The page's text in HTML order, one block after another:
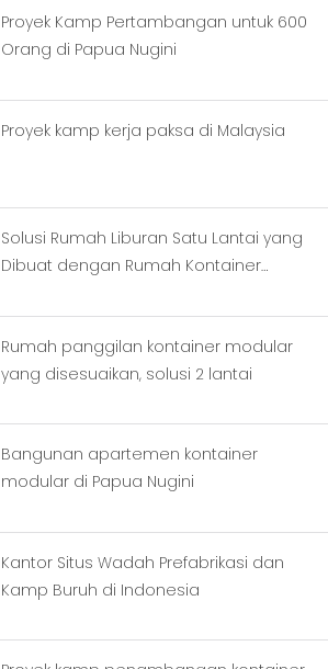
Proyek Kamp Pertambangan untuk 600
Orang di Papua Nugini
Proyek kamp kerja paksa di Malaysia
Solusi Rumah Liburan Satu Lantai yang
Dibuat dengan Rumah Kontainer
Rumah panggilan kontainer modular
yang disesuaikan, solusi 2 lantai
Bangunan apartemen kontainer
modular di Papua Nugini
Kantor Situs Wadah Prefabrikasi dan
Kamp Buruh di Indonesia